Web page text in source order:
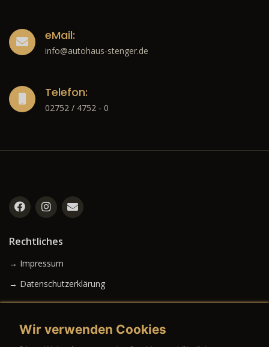
eMail:
info@autohaus-stenger.de
Telefon:
02752 / 4752 - 0
Rechtliches
→ Impressum
→ Datenschutzerklärung
Wir verwenden Cookies